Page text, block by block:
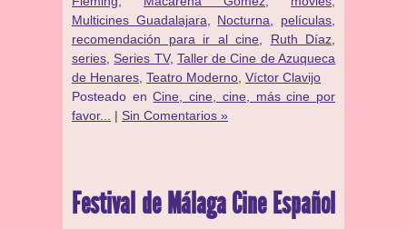
Multicines Guadalajara
Nocturna películas
recomendación para ir al cine
Ruth Díaz
series Series TV, Taller de Cine de Azuqueca
de Henares Teatro Moderno Víctor Clavijo
Posteado enCine, cine, cine, más cine por
favor...
| Sin Comentarios »
Festival de Málaga Cine Español